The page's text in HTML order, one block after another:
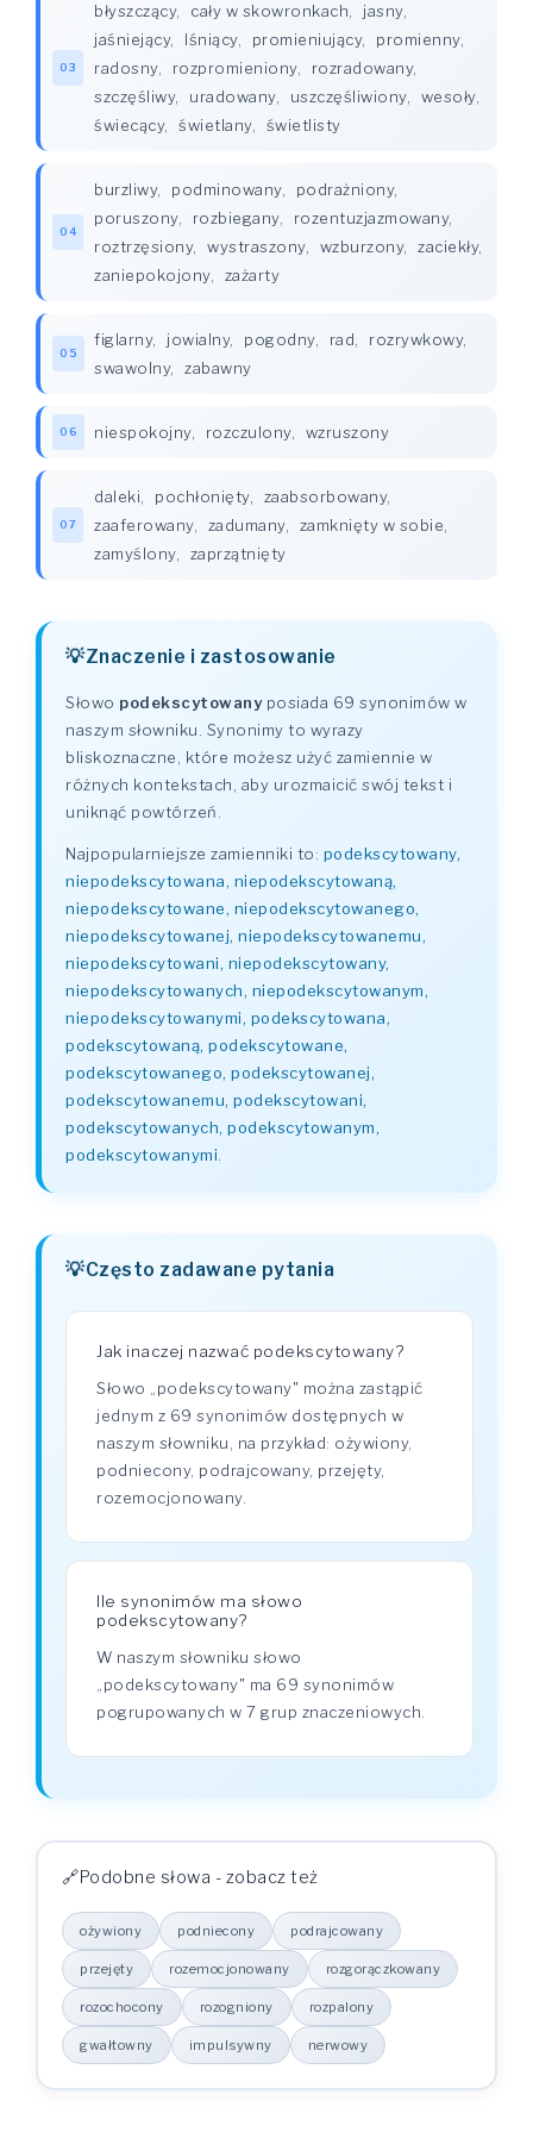
03
błyszczący, cały w skowronkach jasny,
jaśniejący, lśniący, promieniujący, promienny,
radosny, rozpromieniony, rozradowany,
szczęśliwy, uradowany, uszczęśliwiony, wesoły,
świecący, świetlany, świetlisty
04
burzliwy, podminowany, podrażniony,
poruszony, rozbiegany, rozentuzjazmowany,
roztrzęsiony, wystraszony, wzburzony, zaciekły,
zaniepokojony, zażarty
05
figlarny, jowialny, pogodny, rad rozrywkowy,
swawolny, zabawny
06 niespokojny, rozczulony, wzruszony
07
daleki pochłonięty, zaabsorbowany,
zaaferowany, zadumany, zamknięty w sobie
zamyślony, zaprzątnięty
Znaczenie i zastosowanie
Słowo podekscytowanyposiada 69 synonimów w
naszym słowniku. Synonimy to wyrazy
bliskoznaczne, które możesz użyć zamiennie w
różnych kontekstach, aby urozmaicić swój tekst i
uniknąć powtórzeń.
Najpopularniejsze zamienniki to: podekscytowany,
niepodekscytowana, niepodekscytowaną,
niepodekscytowane, niepodekscytowanego,
niepodekscytowanej, niepodekscytowanemu,
niepodekscytowani, niepodekscytowany,
niepodekscytowanych, niepodekscytowanym,
niepodekscytowanymi, podekscytowana,
podekscytowaną, podekscytowane,
podekscytowanego, podekscytowanej,
podekscytowanemu, podekscytowani,
podekscytowanych, podekscytowanym,
podekscytowanymi
Często zadawane pytania
Jak inaczej nazwać podekscytowany?
Słowo „podekscytowany" można zastąpić
jednym z 69 synonimów dostępnych w
naszym słowniku, na przykład: ożywiony,
podniecony, podrajcowany, przejęty,
rozemocjonowany.
Ile synonimów ma słowo
podekscytowany?
W naszym słowniku słowo
„podekscytowany" ma 69 synonimów
pogrupowanych w 7 grup znaczeniowych.
Podobne słowa - zobacz też
ożywiony podniecony podrajcowany
przejęty rozemocjonowany rozgorączkowany
rozochocony rozogniony rozpalony
gwałtowny impulsywny nerwowy